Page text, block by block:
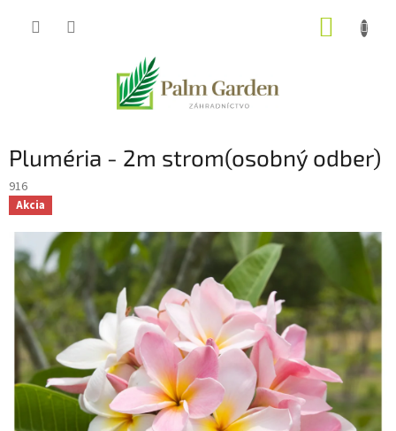
Pluméria - 2m strom(osobný odber)
916
Akcia